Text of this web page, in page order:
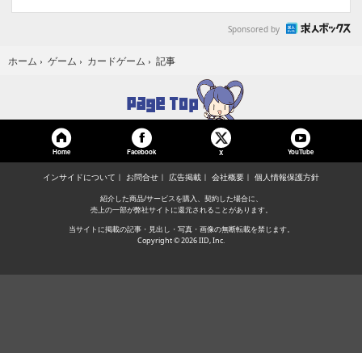
Sponsored by
ホーム › ゲーム › カードゲーム › 記事
Home Facebook X YouTube
インサイドについて お問合せ 広告掲載 会社概要 個人情報保護方針
紹介した商品/サービスを購入、契約した場合に、
売上の一部が弊社サイトに還元されることがあります。
当サイトに掲載の記事・見出し・写真・画像の無断転載を禁じます。
Copyright © 2026 IID, Inc.